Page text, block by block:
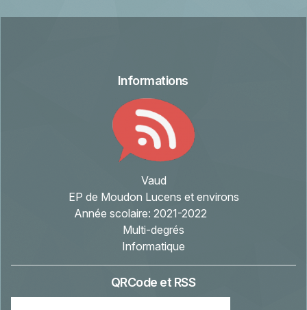
Informations
Vaud
EP de Moudon Lucens et environs
Année scolaire: 2021-2022
Multi-degrés
Informatique
QRCode et RSS